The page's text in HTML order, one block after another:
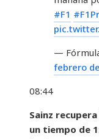
#F1
—
febrero
08:44
Sainz
un tiempo de